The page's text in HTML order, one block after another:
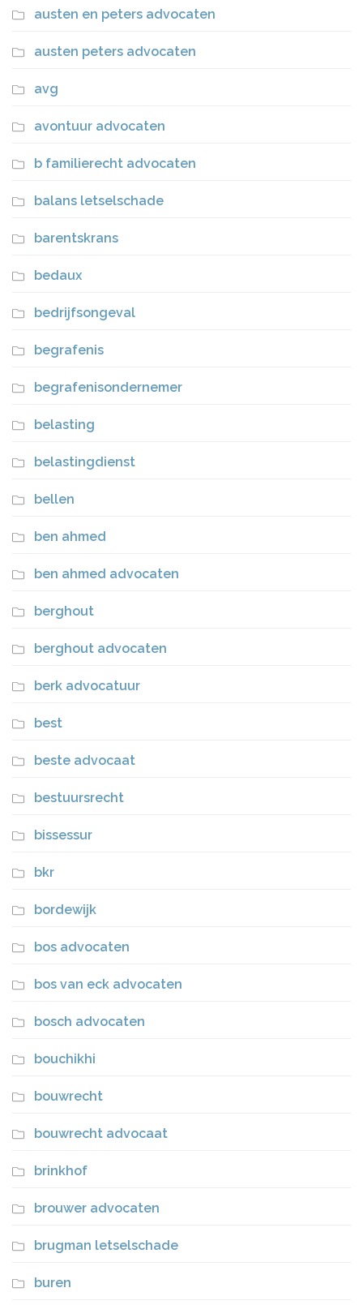
austen en peters advocaten
austen peters advocaten
avg
avontuur advocaten
b familierecht advocaten
balans letselschade
barentskrans
bedaux
bedrijfsongeval
begrafenis
begrafenisondernemer
belasting
belastingdienst
bellen
ben ahmed
ben ahmed advocaten
berghout
berghout advocaten
berk advocatuur
best
beste advocaat
bestuursrecht
bissessur
bkr
bordewijk
bos advocaten
bos van eck advocaten
bosch advocaten
bouchikhi
bouwrecht
bouwrecht advocaat
brinkhof
brouwer advocaten
brugman letselschade
buren